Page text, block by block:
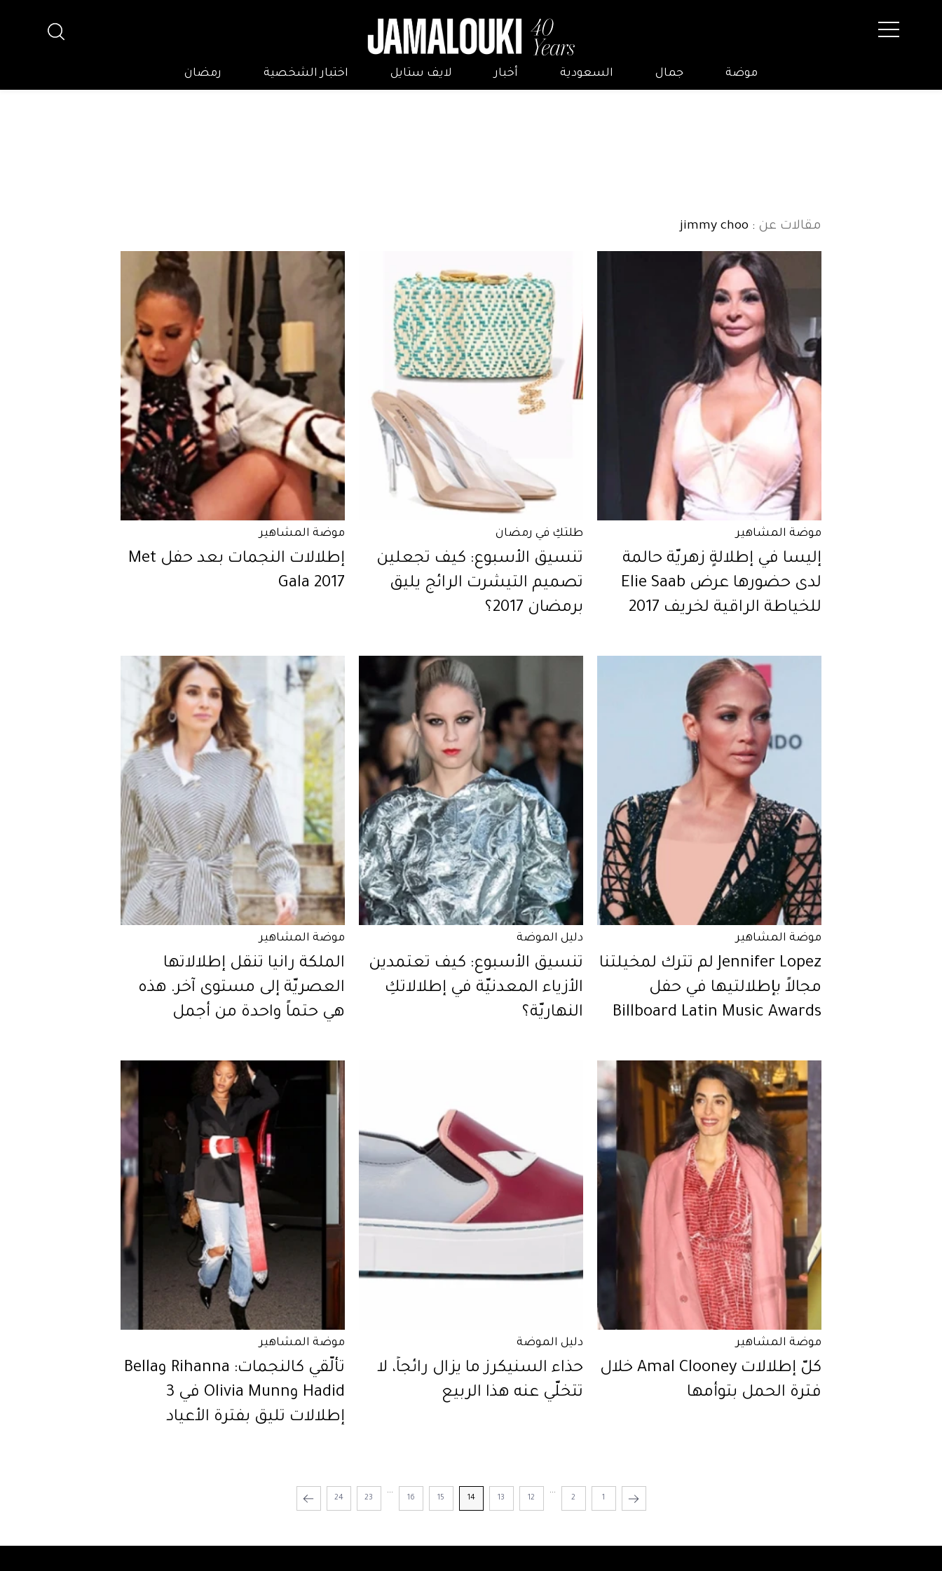
موضة جمال السعودية أخبار لايف ستايل اختبار الشخصية رمضان
مقالات عن : jimmy choo
موضة المشاهير
إليسا في إطلالةٍ زهريّة حالمة
لدى حضورها عرض Elie Saab
للخياطة الراقية لخريف 2017
طلتكِ في رمضان
تنسيق الأسبوع: كيف تجعلين
تصميم التيشرت الرائج يليق
برمضان 2017؟
موضة المشاهير
إطلالات النجمات بعد حفل Met
Gala 2017
موضة المشاهير
Jennifer Lopez لم تترك لمخيلتنا
مجالاً بإطلالتيها في حفل
Billboard Latin Music Awards
دليل الموضة
تنسيق الأسبوع: كيف تعتمدين
الأزياء المعدنيّة في إطلالاتكِ
النهاريّة؟
موضة المشاهير
الملكة رانيا تنقل إطلالاتها
العصريّة إلى مستوى آخر. هذه
هي حتماً واحدة من أجمل
موضة المشاهير
كلّ إطلالات Amal Clooney خلال
فترة الحمل بتوأمها
دليل الموضة
حذاء السنيكرز ما يزال رائجاً، لا
تتخلّي عنه هذا الربيع
موضة المشاهير
تألّقي كالنجمات: Rihanna وBella
Hadid وOlivia Munn في 3
إطلالات تليق بفترة الأعياد
1
2
...
12
13
14
15
16
...
23
24